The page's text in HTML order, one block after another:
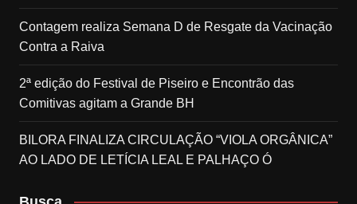
Contagem realiza Semana D de Resgate da Vacinação
Contra a Raiva
2ª edição do Festival de Piseiro e Encontrão das
Comitivas agitam a Grande BH
BILORA FINALIZA CIRCULAÇÃO “VIOLA ORGÂNICA”
AO LADO DE LETÍCIA LEAL E PALHAÇO Ó